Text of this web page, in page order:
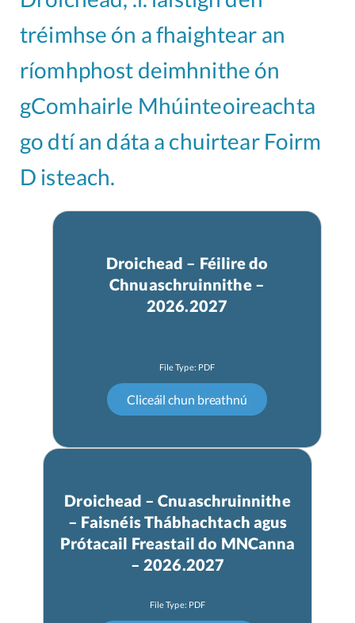
tréimhse ón a fhaightear an
ríomhphost deimhnithe ón
gComhairle Mhúinteoireachta
go dtí an dáta a chuirtear Foirm
D isteach.
Droichead – Féilire do
Chnuaschruinnithe –
2026.2027
Droichead – Cnuaschruinnithe
– Faisnéis Thábhachtach agus
Prótacail Freastail do MNCanna
– 2026.2027